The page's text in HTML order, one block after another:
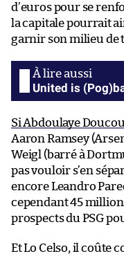
d’euros pour se
la capitale pourrait
garnir son milieu de
United is
Si Abdoulaye
Aaron Ramsey
Weigl (barré à
pas vouloir s’en
encore Leandro
cependant 45
prospects du PSG
Et Lo Celso, il coûte